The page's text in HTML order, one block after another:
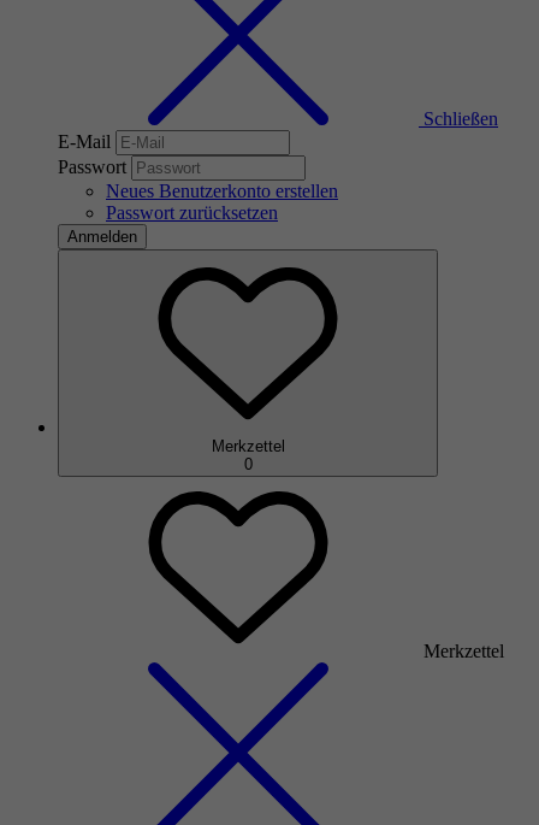
Schließen
E-Mail
Passwort
Neues Benutzerkonto erstellen
Passwort zurücksetzen
Anmelden
Merkzettel
0
Merkzettel